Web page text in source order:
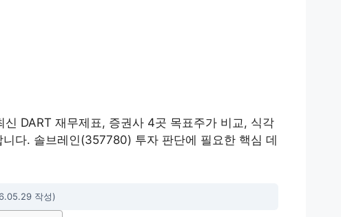
DART 재무제표, 증권사 4곳 목표주가 비교, 식각
다. 솔브레인(357780) 투자 판단에 필요한 핵심 데
작성)